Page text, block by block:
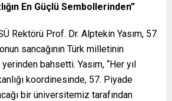
En Güçlü Sembollerinden”
Rektörü Prof. Dr. Alptekin Yasım, 57.
sancağının Türk milletinin
bahsetti. Yasım, “Her yıl
koordinesinde, 57. Piyade
bir üniversitemiz tarafından